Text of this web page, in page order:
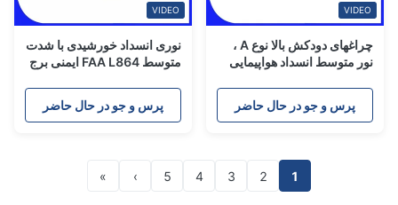
VIDEO
چراغهای دودکش بالا نوع A ،
نور متوسط ​​انسداد هواپیمایی
متوسط ​​که در نور ایمنی در
ارتفاع بالا پرواز می کند
پرس و جو در حال حاضر
VIDEO
نوری انسداد خورشیدی با شدت
متوسط ​​FAA L864 ایمنی برج
پرس و جو در حال حاضر
1
2
3
4
5
›
»